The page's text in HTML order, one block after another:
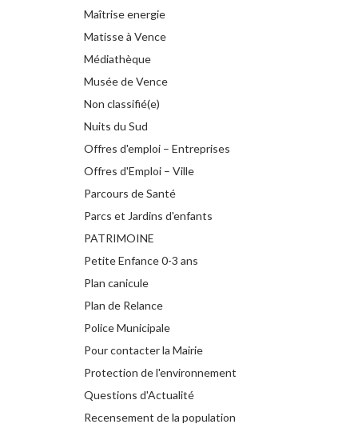
Maîtrise energie
Matisse à Vence
Médiathèque
Musée de Vence
Non classifié(e)
Nuits du Sud
Offres d'emploi – Entreprises
Offres d'Emploi – Ville
Parcours de Santé
Parcs et Jardins d'enfants
PATRIMOINE
Petite Enfance 0-3 ans
Plan canicule
Plan de Relance
Police Municipale
Pour contacter la Mairie
Protection de l'environnement
Questions d'Actualité
Recensement de la population